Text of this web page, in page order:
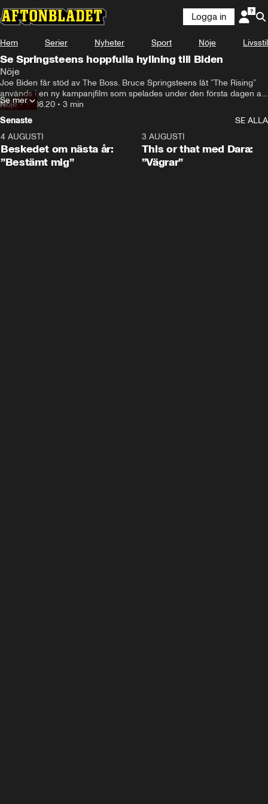
Logga in
Hem Serier Nyheter Sport Nöje Livsstil
Se Springsteens hoppfulla hyllning till Biden
Nöje
Joe Biden får stöd av The Boss. Bruce Springsteens låt ”The Rising”
används i en ny kampanjfilm som spelades under den första dagen av
demokraternas konvent. Dramatiska händelser under Trumps
presidenttid varvas med ett budskap om hopp och enighet.
Nöje•18.08.20 • 3 min
Se mer
Senaste
SE ALLA
4 AUGUSTI
Beskedet om nästa år:
”Bestämt mig”
3 AUGUSTI
This or that med Dara:
”Vägrar”